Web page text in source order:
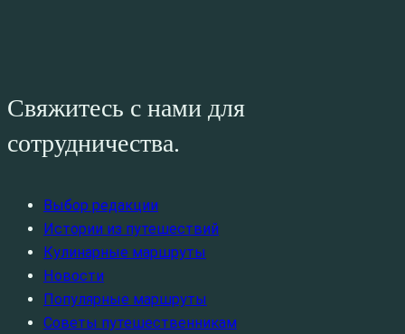
Свяжитесь с нами для
сотрудничества.
Выбор редакции
Истории из путешествий
Кулинарные маршруты
Новости
Популярные маршруты
Советы путешественникам